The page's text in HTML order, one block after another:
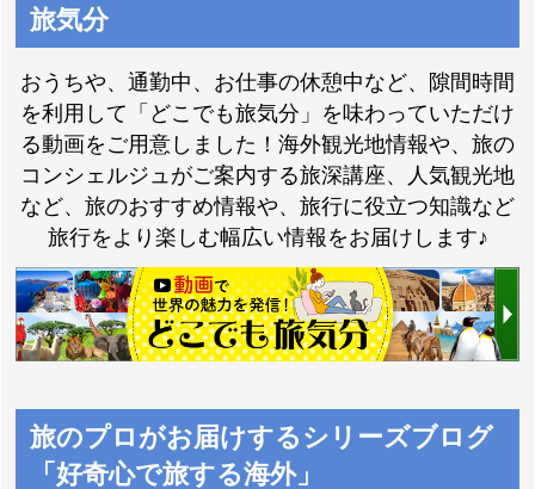
旅気分
おうちや、通勤中、お仕事の休憩中など、隙間時間
を利用して「どこでも旅気分」を味わっていただけ
る動画をご用意しました！海外観光地情報や、旅の
コンシェルジュがご案内する旅深講座、人気観光地
など、旅のおすすめ情報や、旅行に役立つ知識など
旅行をより楽しむ幅広い情報をお届けします♪
旅のプロがお届けするシリーズブログ
「好奇心で旅する海外」